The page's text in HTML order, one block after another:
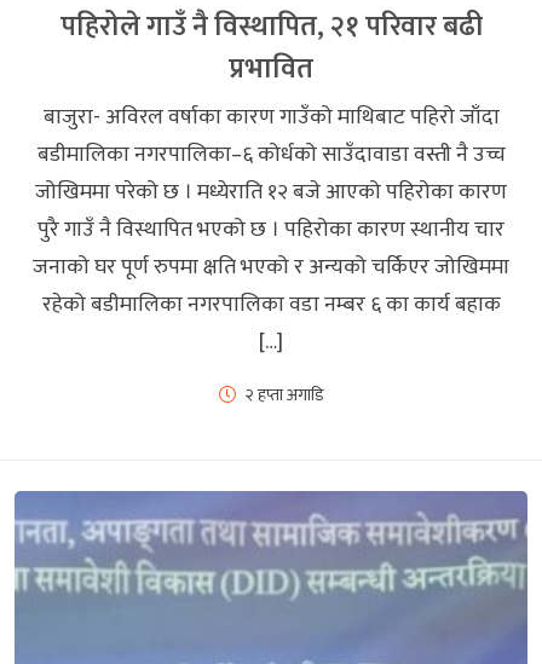
पहिरोले गाउँ नै विस्थापित, २१ परिवार बढी
प्रभावित
बाजुरा- अविरल वर्षाका कारण गाउँको माथिबाट पहिरो जाँदा
बडीमालिका नगरपालिका–६ कोर्धको साउँदावाडा वस्ती नै उच्च
जोखिममा परेको छ । मध्येराति १२ बजे आएको पहिरोका कारण
पुरै गाउँ नै विस्थापित भएको छ । पहिरोका कारण स्थानीय चार
जनाको घर पूर्ण रुपमा क्षति भएको र अन्यको चर्किएर जोखिममा
रहेको बडीमालिका नगरपालिका वडा नम्बर ६ का कार्य बहाक
[…]
२ हप्ता अगाडि